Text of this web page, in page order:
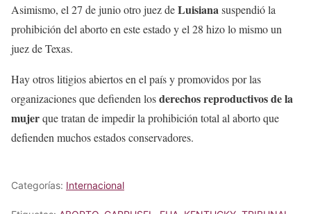
Asimismo, el 27 de junio otro juez deLuisianasuspendió la
prohibición del aborto en este estado y el 28 hizo lo mismo un
juez de Texas.
Hay otros litigios abiertos en el país y promovidos por las
organizaciones que defienden losderechos reproductivos de la
mujerque tratan de impedir la prohibición total al aborto que
defienden muchos estados conservadores.
Categorías: Internacional